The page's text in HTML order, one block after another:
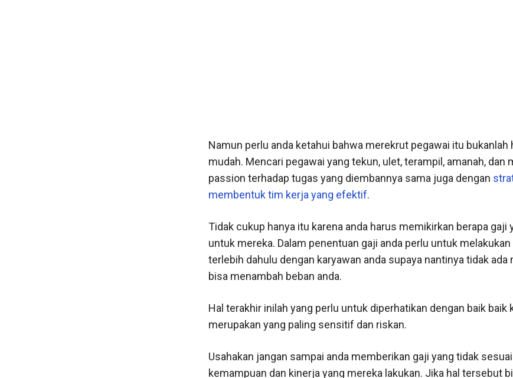
Namun perlu anda ketahui bahwa merekrut pegawai itu bukanlah
mudah. Mencari pegawai yang tekun, ulet, terampil, amanah, dan
passion terhadap tugas yang diembannya sama juga dengan
membentuk tim kerja yang efektif.
Tidak cukup hanya itu karena anda harus memikirkan berapa gaji
untuk mereka. Dalam penentuan gaji anda perlu untuk
terlebih dahulu dengan karyawan anda supaya nantinya tidak ada
bisa menambah beban anda.
Hal terakhir inilah yang perlu untuk diperhatikan dengan baik baik
merupakan yang paling sensitif dan riskan.
Usahakan jangan sampai anda memberikan gaji yang tidak
kemampuan dan kinerja yang mereka lakukan. Jika hal tersebut